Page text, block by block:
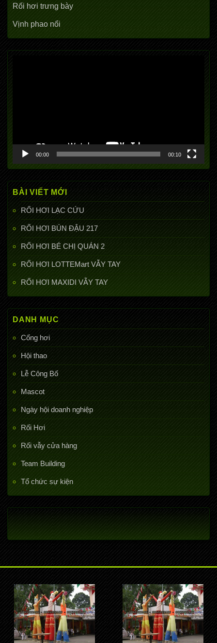
Rối hơi trưng bày
Vịnh phao nổi
Trình
chơi
Video
00:00 00:10
BÀI VIẾT MỚI
RỐI HƠI LẠC CỨU
RỐI HƠI BÚN ĐẬU 217
RỐI HƠI BÉ CHỊ QUÁN 2
RỐI HƠI LOTTEMart VẪY TAY
RỐI HƠI MAXIDI VẪY TAY
DANH MỤC
Cổng hơi
Hội thao
Lễ Công Bố
Mascot
Ngày hội doanh nghiệp
Rối Hơi
Rối vẫy cửa hàng
Team Building
Tổ chức sự kiện